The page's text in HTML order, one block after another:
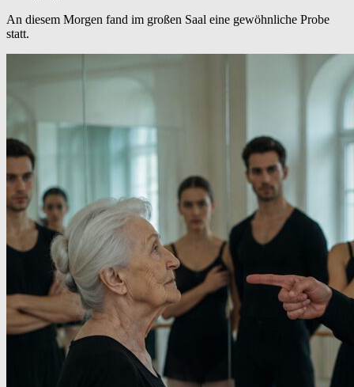
An diesem Morgen fand im großen Saal eine gewöhnliche Probe
statt.